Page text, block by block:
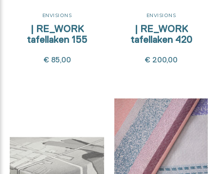
ENVISIONS
| RE_WORK
tafellaken 155
€ 85,00
ENVISIONS
| RE_WORK
tafellaken 420
€ 200,00